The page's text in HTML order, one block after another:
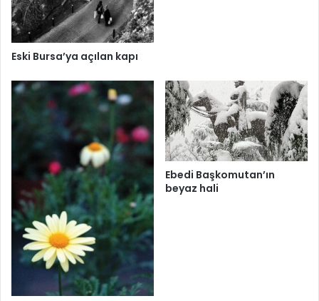
Eski Bursa’ya açılan kapı
Ebedi Başkomutan’ın
beyaz hali